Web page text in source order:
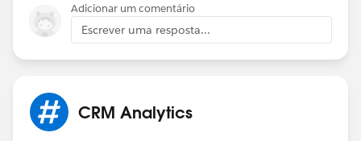
Adicionar um comentário
Escrever uma resposta...
CRM Analytics